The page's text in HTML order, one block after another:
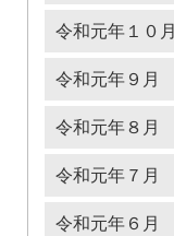
令和元年１０月
令和元年９月
令和元年８月
令和元年７月
令和元年６月